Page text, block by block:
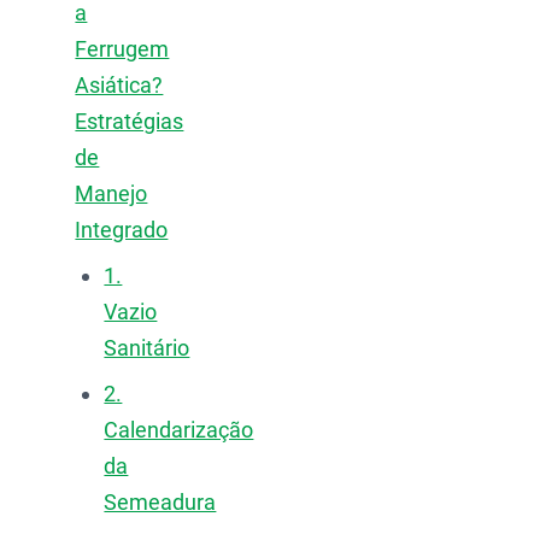
a
Ferrugem
Asiática?
Estratégias
de
Manejo
Integrado
1.
Vazio
Sanitário
2.
Calendarização
da
Semeadura